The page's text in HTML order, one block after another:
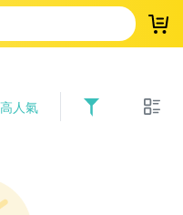
登
人氣